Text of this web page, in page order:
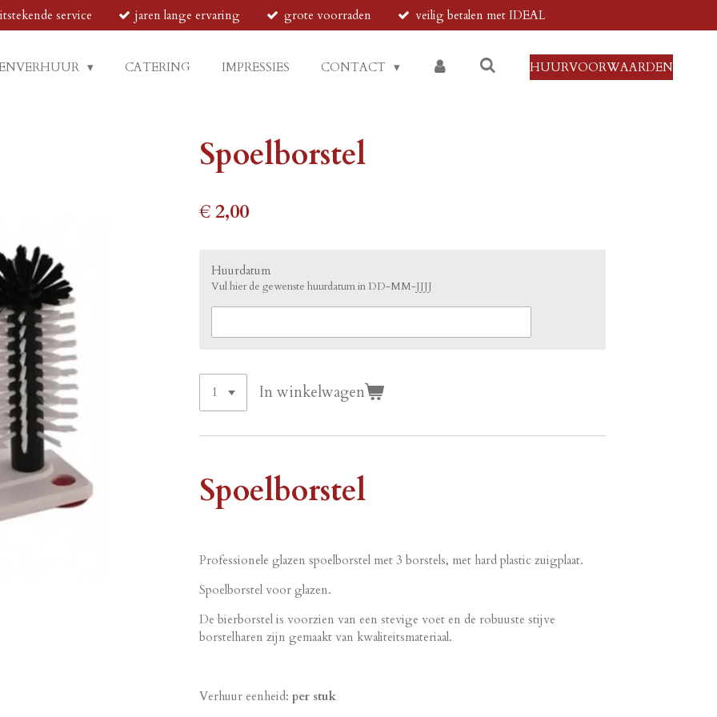
service jaren lange ervaring grote voorraden veilig betalen met IDEAL
CATERING IMPRESSIES CONTACT HUURVOORWAARDEN
Spoelborstel
€ 2,00
Huurdatum
Vul hier de gewenste huurdatum in DD-MM-JJJJ
In winkelwagen
Spoelborstel
Professionele glazen spoelborstel met 3 borstels, met hard plastic zuigplaat.
Spoelborstel voor glazen.
De bierborstel is voorzien van een stevige voet en de robuuste stijve
borstelharen zijn gemaakt van kwaliteitsmateriaal.
Verhuur eenheid: per stuk